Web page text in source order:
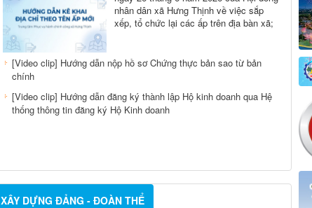
nhân dân xã Hưng Thịnh về việc sắp
xếp, tổ chức lại các ấp trên địa bàn xã;
[Video clip] Hướng dẫn nộp hồ sơ Chứng thực bản sao từ bản
chính
[Video clip] Hướng dẫn đăng ký thành lập Hộ kinh doanh qua Hệ
thống thông tin đăng ký Hộ Kinh doanh
XÂY DỰNG ĐẢNG - ĐOÀN THỂ